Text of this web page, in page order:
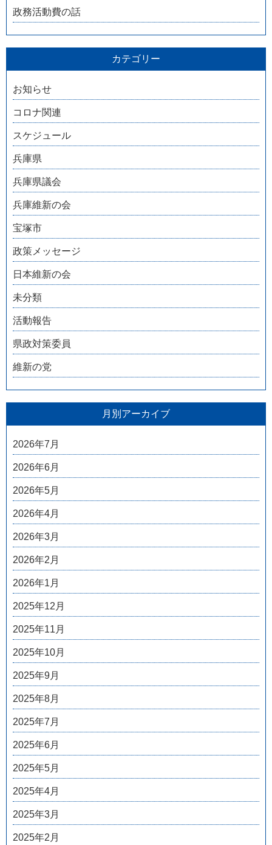
政務活動費の話
カテゴリー
お知らせ
コロナ関連
スケジュール
兵庫県
兵庫県議会
兵庫維新の会
宝塚市
政策メッセージ
日本維新の会
未分類
活動報告
県政対策委員
維新の党
月別アーカイブ
2026年7月
2026年6月
2026年5月
2026年4月
2026年3月
2026年2月
2026年1月
2025年12月
2025年11月
2025年10月
2025年9月
2025年8月
2025年7月
2025年6月
2025年5月
2025年4月
2025年3月
2025年2月